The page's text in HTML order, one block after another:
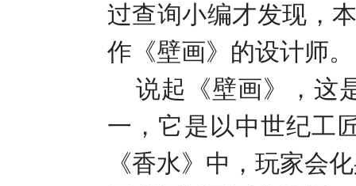
过查询小编才发现，
作《壁画》的设计师。
说起《壁画》，这
一，它是以中世纪工
《香水》中，玩家会